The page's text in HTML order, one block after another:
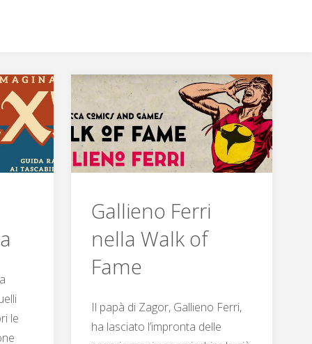
le
Gallieno Ferri
nella Walk of
Fame
Il papà di Zagor, Gallieno Ferri,
ha lasciato l’impronta delle